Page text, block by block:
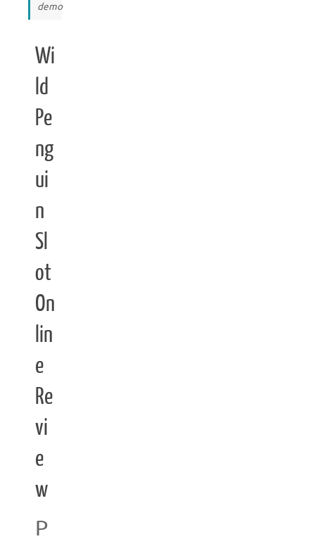
demo
Wi
ld
Pe
ng
ui
n
Sl
ot
On
lin
e
Re
vi
e
w
P